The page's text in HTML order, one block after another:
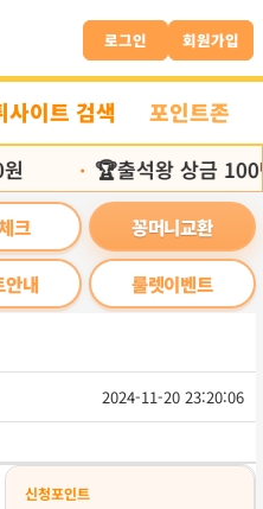
로그인 회원가입
사이트 검색 포인트존
🏆출석왕 상금 100
크 꽁머니교환
안내 룰렛이벤트
2024-11-20 23:20:06
록
신청포인트